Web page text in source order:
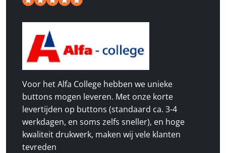
Voor het Alfa College hebben we unieke
buttons mogen leveren. Met onze korte
levertijden op buttons (standaard ca. 3-4
werkdagen, en soms zelfs sneller), en hoge
kwaliteit drukwerk, maken wij vele klanten
tevreden